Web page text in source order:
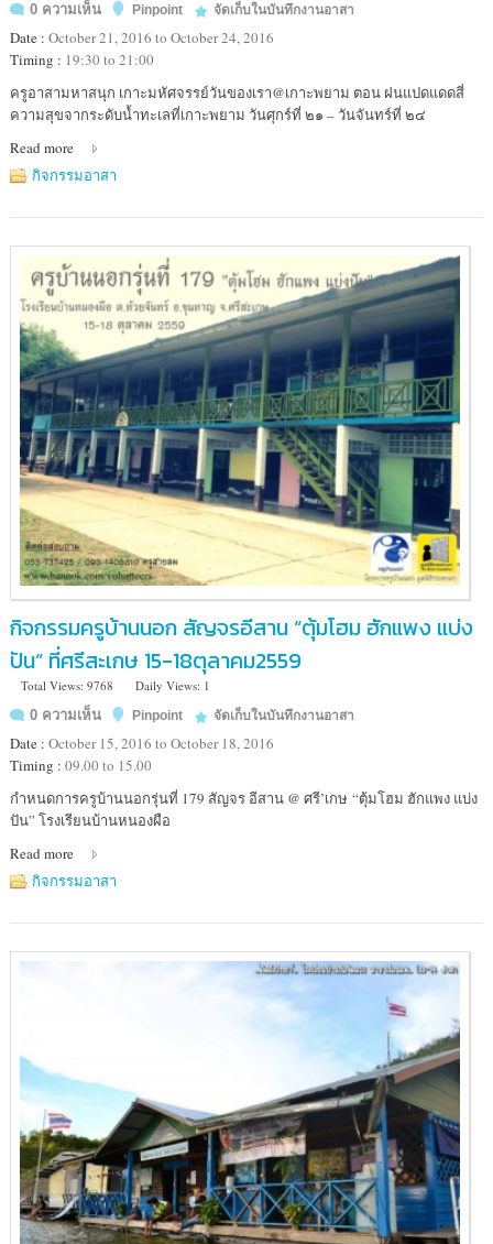
0 ความเห็น
Pinpoint จัดเก็บในบันทึกงานอาสา
Date : October 21, 2016 to October 24, 2016
Timing : 19:30 to 21:00
Location
:
พยาม
จังหวัด
ครูอาสามหาสนุก เกาะมหัศจรรย์วันของเรา@เกาะพยาม ตอน ฝนแปดแดดสี่
ความสุขจากระดับน้ำทะเลที่เกาะพยาม วันศุกร์ที่ ๒๑ – วันจันทร์ที่ ๒๔
Read more
กิจกรรมอาสา
กิจกรรมครูบ้านนอก สัญจรอีสาน “ตุ้มโฮม ฮักแพง แบ่ง
ปัน” ที่ศรีสะเกษ 15-18ตุลาคม2559
Total Views: 9768
Daily Views: 1
0 ความเห็น
Pinpoint จัดเก็บในบันทึกงานอาสา
Date : October 15, 2016 to October 18, 2016
Timing : 09.00 to 15.00
Location
:
บ้าน
หน
ผือ
ต.ห้วย
จันทร์
กำหนดการครูบ้านนอกรุ่นที่ 179 สัญจร อีสาน @ ศรี’เกษ “ตุ้มโฮม ฮักแพง แบ่ง
ปัน” โรงเรียนบ้านหนองผือ
Read more
กิจกรรมอาสา